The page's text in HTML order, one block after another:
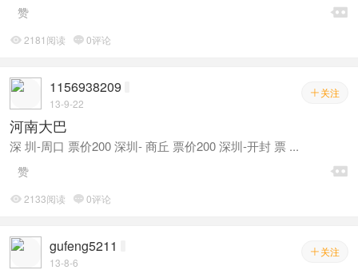

赞
 2181阅读 0评论
 关注
1156938209
13-9-22
河南大巴
深 圳-周口 票价200 深圳- 商丘 票价200 深圳-开封 票 ...

赞
 2133阅读 0评论
 关注
gufeng5211
13-8-6